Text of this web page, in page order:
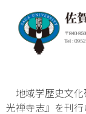
地域学歴史文化
光禅寺志』を刊